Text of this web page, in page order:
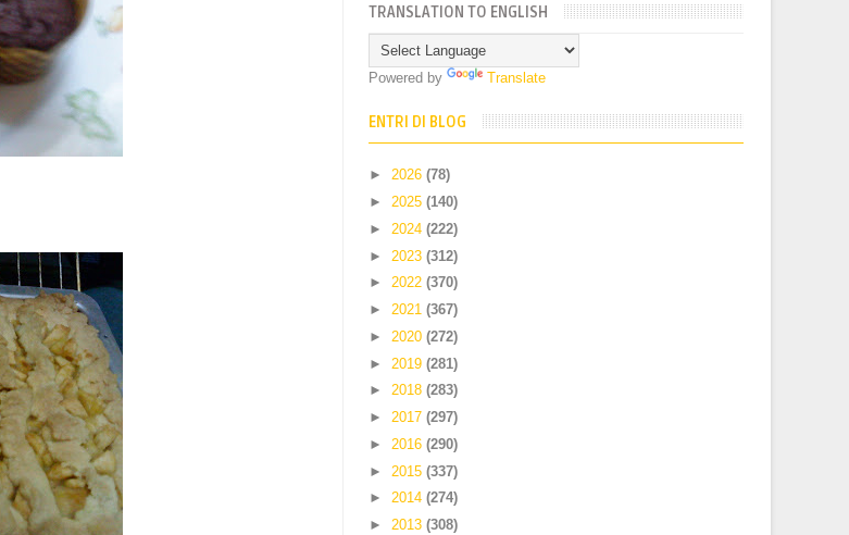
TRANSLATION TO ENGLISH
Powered by Translate
ENTRI DI BLOG
►2026(78)
►2025(140)
► 2024(222)
► 2023(312)
►2022(370)
►2021(367)
► 2020(272)
► 2019(281)
►2018(283)
►2017(297)
► 2016(290)
► 2015(337)
►2014(274)
►2013(308)